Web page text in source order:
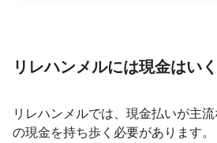
リレハンメルには現金はい
リレハンメルでは、現金払いが主
の現金を持ち歩く必要があります